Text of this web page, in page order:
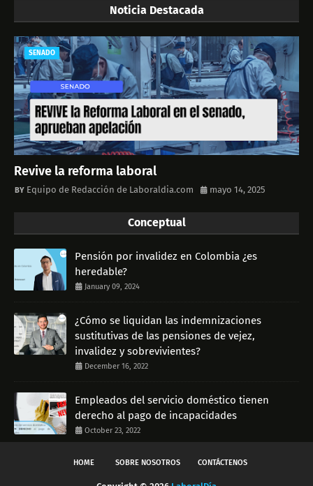
Noticia Destacada
SENADO
Revive la reforma laboral
Equipo de Redacción de Laboraldia.com mayo 14, 2025
Conceptual
Pensión por invalidez en Colombia ¿es
heredable?
January 09, 2024
¿Cómo se liquidan las indemnizaciones
sustitutivas de las pensiones de vejez,
invalidez y sobrevivientes?
December 16, 2022
Empleados del servicio doméstico tienen
derecho al pago de incapacidades
October 23, 2022
HOME SOBRE NOSOTROS CONTÁCTENOS